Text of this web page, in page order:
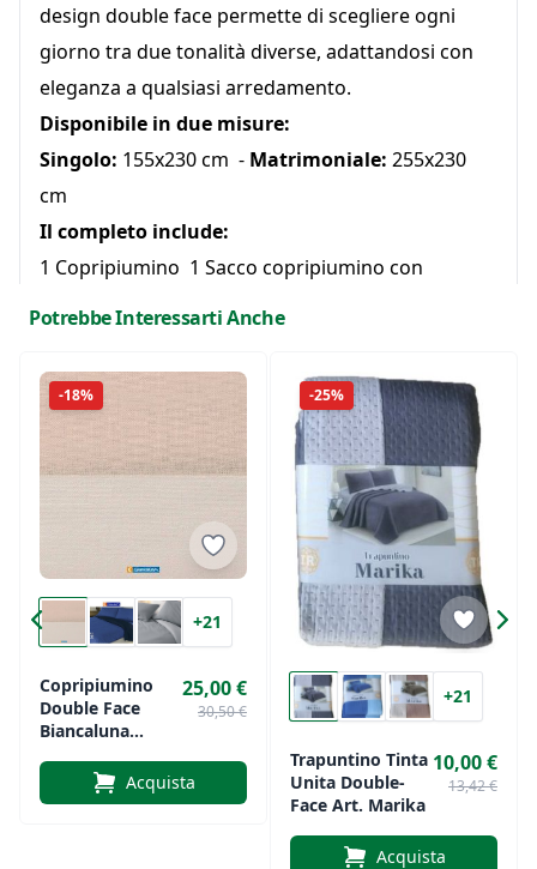
design double face permette di scegliere ogni
giorno tra due tonalità diverse, adattandosi con
eleganza a qualsiasi arredamento.
Disponibile in due misure:
Singolo: 155x230 cm - Matrimoniale: 255x230
cm
Il completo include:
1 Copripiumino 1 Sacco copripiumino con
Tinta unita double face Facile da lavare e stirare
Prodotto interamente in Italia Ideale per ogni
stagione Scopri la qualità e lo stile firmati
Marzotto, per un riposo all’insegna del comfort e
Potrebbe Interessarti Anche
-18%
+21
Copripiumino
Double Face
Biancaluna
25,00 €
30,50 €
Acquista
-25%
+21
Trapuntino Tinta
Unita Double-
Face Art. Marika
10,00 €
13,42 €
Acquista